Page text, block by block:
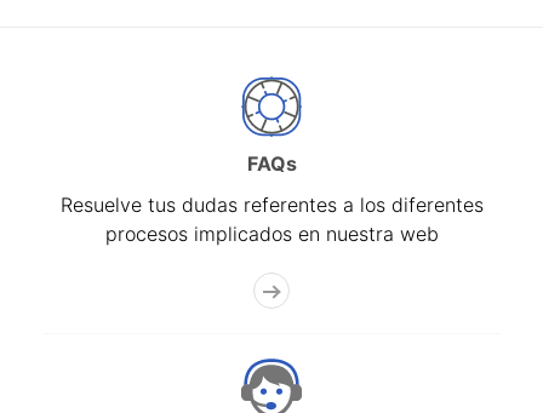
FAQs
Resuelve tus dudas referentes a los diferentes
procesos implicados en nuestra web